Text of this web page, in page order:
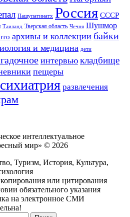
Пашупатинатх Россия СССР
Таиланд Тверская область Чечня Шушмор
архивы и коллекции байки
и медицина дети
интервью кладбище
пещеры
развлечения
интеллектуальное
мир» © 2026
Туризм, История, Культура,
или цитирования
обязательного указания
на электронное СМИ